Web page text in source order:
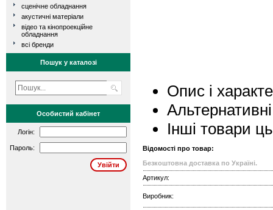
сценічне обладнання
акустичні матеріали
відео та кінопроекційне
обладнання
всі бренди
Пошук у каталозі
Особистий кабінет
Логін:
Пароль:
Опис і
Інші товари
Відомості про товар:
Безкоштовна доставка по Україні.
Артикул:
Виробник: